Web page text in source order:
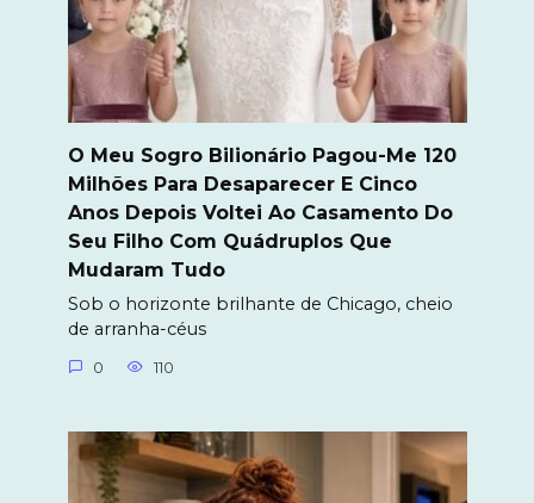
O Meu Sogro Bilionário Pagou-Me 120
Milhões Para Desaparecer E Cinco
Anos Depois Voltei Ao Casamento Do
Seu Filho Com Quádruplos Que
Mudaram Tudo
Sob o horizonte brilhante de Chicago, cheio
de arranha-céus
0 110